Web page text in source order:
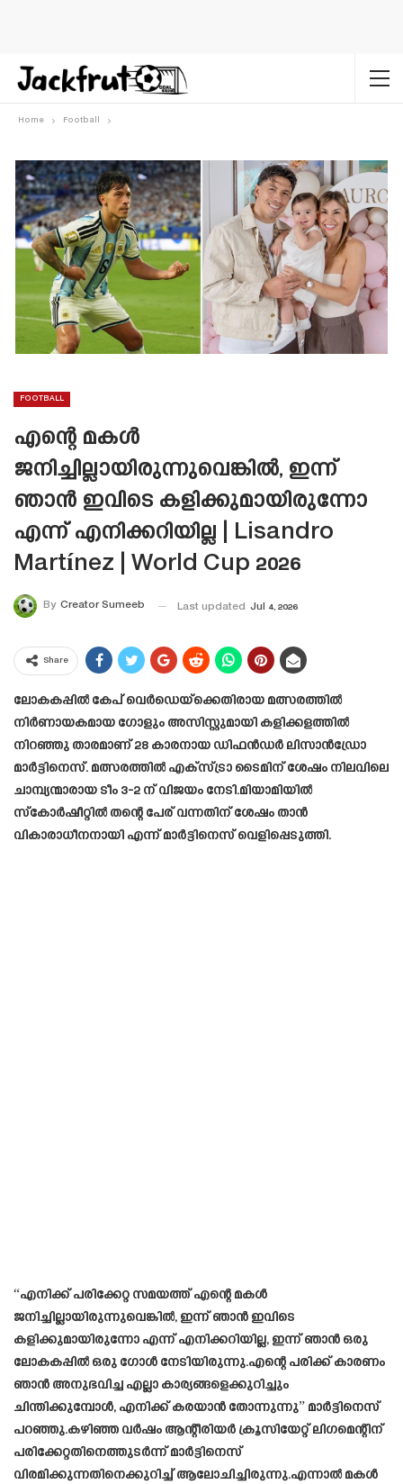
Home Football
FOOTBALL
എന്റെ മകൾ
ജനിച്ചില്ലായിരുന്നുവെങ്കിൽ, ഇന്ന്
ഞാൻ ഇവിടെ കളിക്കുമായിരുന്നോ
എന്ന് എനിക്കറിയില്ല | Lisandro
Martínez | World Cup 2026
By Creator Sumeeb Last updated Jul 4, 2026
Share
ലോകകപ്പിൽ കേപ് വെർഡെയ്‌ക്കെതിരായ മത്സരത്തിൽ
നിർണായകമായ ഗോളും അസിസ്റ്റുമായി കളിക്കളത്തിൽ
നിറഞ്ഞു താരമാണ് 28 കാരനായ ഡിഫൻഡർ ലിസാൻഡ്രോ
മാർട്ടിനെസ്. മത്സരത്തിൽ എക്സ്ട്രാ ടൈമിന് ശേഷം നിലവിലെ
ചാമ്പ്യന്മാരായ ടീം 3-2 ന് വിജയം നേടി.മിയാമിയിൽ
സ്കോർഷീറ്റിൽ തന്റെ പേര് വന്നതിന് ശേഷം താൻ
വികാരാധീനനായി എന്ന് മാർട്ടിനെസ് വെളിപ്പെടുത്തി.
“എനിക്ക് പരിക്കേറ്റ സമയത്ത് എന്റെ മകൾ
ജനിച്ചില്ലായിരുന്നുവെങ്കിൽ, ഇന്ന് ഞാൻ ഇവിടെ
കളിക്കുമായിരുന്നോ എന്ന് എനിക്കറിയില്ല, ഇന്ന് ഞാൻ ഒരു
ലോകകപ്പിൽ ഒരു ഗോൾ നേടിയിരുന്നു.എന്റെ പരിക്ക് കാരണം
ഞാൻ അനുഭവിച്ച എല്ലാ കാര്യങ്ങളെക്കുറിച്ചും
ചിന്തിക്കുമ്പോൾ, എനിക്ക് കരയാൻ തോന്നുന്നു” മാർട്ടിനെസ്
പറഞ്ഞു.കഴിഞ്ഞ വർഷം ആന്റീരിയർ ക്രൂസിയേറ്റ് ലിഗമെന്റിന്
പരിക്കേറ്റതിനെത്തുടർന്ന് മാർട്ടിനെസ്
വിരമിക്കുന്നതിനെക്കുറിച്ച് ആലോചിച്ചിരുന്നു.എന്നാൽ മകൾ